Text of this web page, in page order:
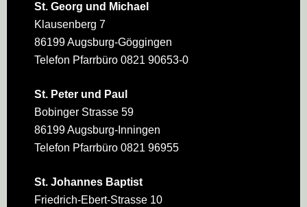
St. Georg und Michael
Klausenberg 7
86199 Augsburg-Göggingen
Telefon Pfarrbüro 0821 90653-0
St. Peter und Paul
Bobinger Strasse 59
86199 Augsburg-Inningen
Telefon Pfarrbüro 0821 96955
St. Johannes Baptist
Friedrich-Ebert-Strasse 10